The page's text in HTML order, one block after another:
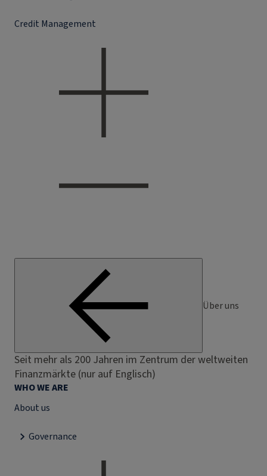
Credit Management
Über uns
Seit mehr als 200 Jahren im Zentrum der weltweiten
Finanzmärkte (nur auf Englisch)
WHO WE ARE
About us
Governance